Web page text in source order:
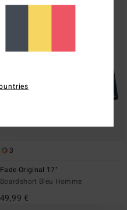
3
Fade Original 17"
Boardshort Bleu Homme
49,99 €